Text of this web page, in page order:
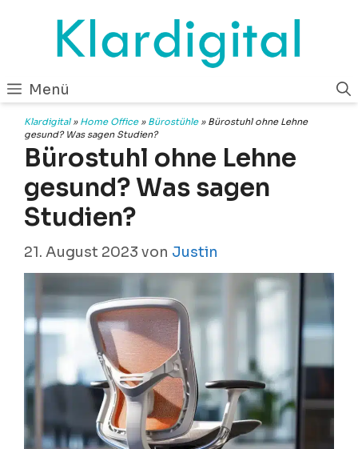
springen
Menü
Klardigital» Home Office» Bürostühle» Bürostuhl ohne Lehne
gesund? Was sagen Studien?
Bürostuhl ohne Lehne
gesund? Was sagen
Studien?
21. August 2023 von Justin